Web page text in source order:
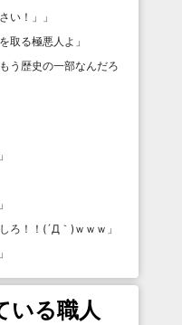
い！」
」
取る極悪人よ 」
う歴史の一部なんだろ
」
」
ろ！！(´Д｀)ｗｗｗ 」
」
いる職人